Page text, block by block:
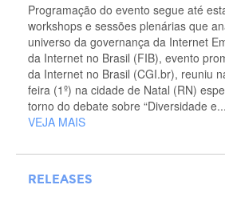
Programação do evento segue até
workshops e sessões plenárias que
universo da governança da Internet
da Internet no Brasil (FIB), evento
da Internet no Brasil (CGI.br), reuniu
feira (1º) na cidade de Natal (RN)
torno do debate sobre “Diversidade e...
VEJA MAIS
RELEASES